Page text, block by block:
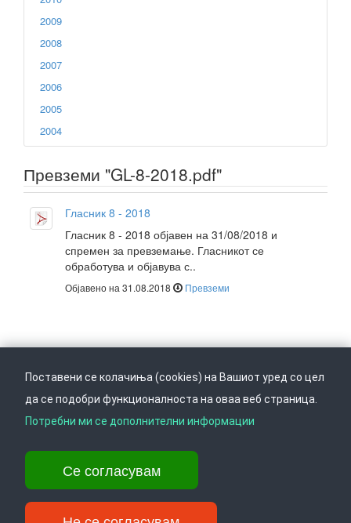
2009
2008
2007
2006
2005
2004
Превземи "GL-8-2018.pdf"
Гласник 8 - 2018
Гласник 8 - 2018 објавен на 31/08/2018 и
спремен за превземање. Гласникот се
обработува и објавува с..
Објавено на 31.08.2018 Превземи
Врати се горе Следете не на
Ул. Даме Груев 14, Катна гаража Беко на 1-виот кат, 1000 Скопје,
Тел: +389 2 3103 601 (641), Факс: +389 2 3137 149 |
info@ippo.gov.mk
Поставени се колачиња (cookies) на Вашиот уред со цел
да се подобри функционалноста на оваа веб страница.
Потребни ми се дополнителни информации
Се согласувам